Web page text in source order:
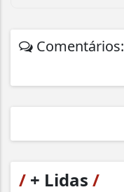
Comentários:
/ + Lidas /